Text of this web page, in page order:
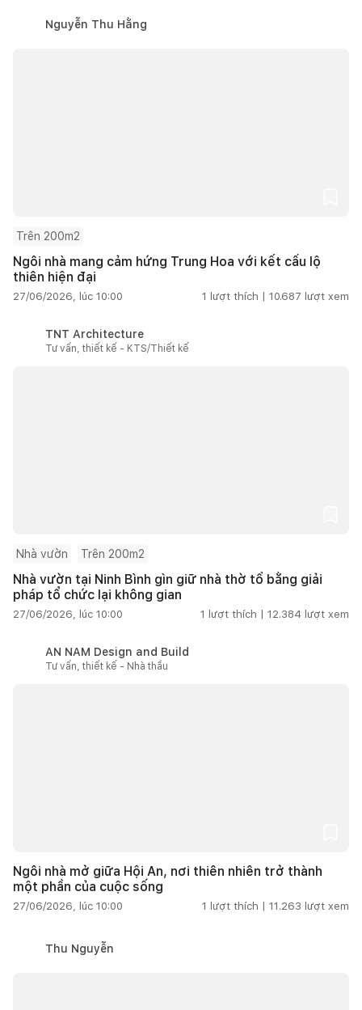
Nguyễn Thu Hằng
Trên 200m2
Ngôi nhà mang cảm hứng Trung Hoa với kết cấu lộ
thiên hiện đại
27/06/2026, lúc 10:00 1 lượt thích | 10.687 lượt xem
TNT Architecture
Tư vấn, thiết kế - KTS/Thiết kế
Nhà vườn Trên 200m2
Nhà vườn tại Ninh Bình gìn giữ nhà thờ tổ bằng giải
pháp tổ chức lại không gian
27/06/2026, lúc 10:00 1 lượt thích | 12.384 lượt xem
AN NAM Design and Build
Tư vấn, thiết kế - Nhà thầu
Ngôi nhà mở giữa Hội An, nơi thiên nhiên trở thành
một phần của cuộc sống
27/06/2026, lúc 10:00 1 lượt thích | 11.263 lượt xem
Thu Nguyễn